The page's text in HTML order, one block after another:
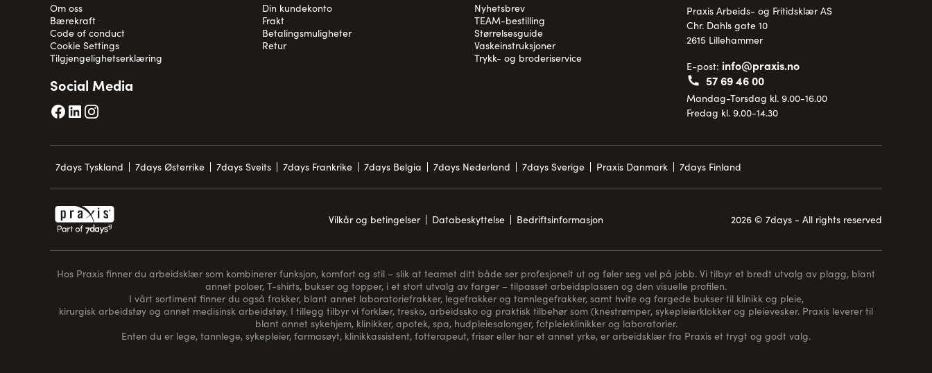
Om oss
Bærekraft
Code of conduct
Cookie Settings
Tilgjengelighetserklæring
Din kundekonto
Frakt
Betalingsmuligheter
Retur
Nyhetsbrev
TEAM-bestilling
Størrelsesguide
Vaskeinstruksjoner
Trykk- og broderiservice
Praxis Arbeids- og Fritidsklær AS
Chr. Dahls gate 10
2615 Lillehammer
E-post: info@praxis.no
57 69 46 00
Mandag-Torsdag kl. 9.00-16.00
Fredag kl. 9.00-14.30
Social Media
7days Tyskland 7days Østerrike 7days Sveits 7days Frankrike 7days Belgia 7days Nederland 7days Sverige Praxis Danmark 7days Finland
Vilkår og betingelser Databeskyttelse Bedriftsinformasjon 2026 © 7days - All rights reserved
Hos Praxis finner du arbeidsklær som kombinerer funksjon, komfort og stil – slik at teamet ditt både ser profesjonelt ut og føler seg vel på jobb. Vi tilbyr et bredt utvalg av plagg, blant
annet poloer, T-shirts, bukser og topper, i et stort utvalg av farger – tilpasset arbeidsplassen og den visuelle profilen.
I vårt sortiment finner du også frakker, blant annet laboratoriefrakker, legefrakker og tannlegefrakker, samt hvite og fargede bukser til klinikk og pleie,
kirurgisk arbeidstøy og annet medisinsk arbeidstøy. I tillegg tilbyr vi forklær, tresko, arbeidssko og praktisk tilbehør som (knestrømper, sykepleierklokker og pleievesker. Praxis leverer til
blant annet sykehjem, klinikker, apotek, spa, hudpleiesalonger, fotpleieklinikker og laboratorier.
Enten du er lege, tannlege, sykepleier, farmasøyt, klinikkassistent, fotterapeut, frisør eller har et annet yrke, er arbeidsklær fra Praxis et trygt og godt valg.